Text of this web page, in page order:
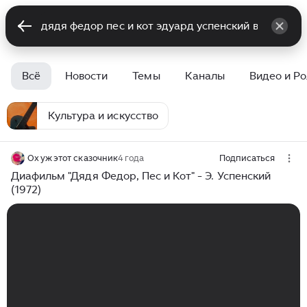
Всё Новости Темы Каналы Видео и
Культура и искусство
Ох уж этот сказочник4 года Подписаться
Диафильм "Дядя Федор, Пес и Кот" - Э. Успенский
(1972)